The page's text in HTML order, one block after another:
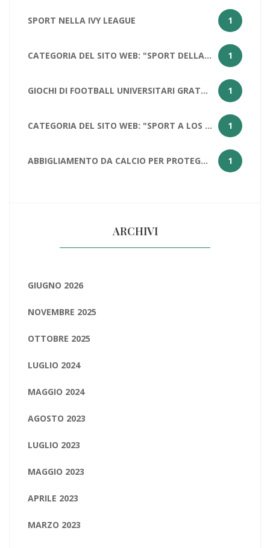
SPORT NELLA IVY LEAGUE 1
CATEGORIA DEL SITO WEB: "SPORT DELLA CALIFORNIA 1
GIOCHI DI FOOTBALL UNIVERSITARI GRATUITI PER STUDENTI 1
CATEGORIA DEL SITO WEB: "SPORT A LOS ANGELES: PERCHÉ LOS ANGELES HA DUE SQUADRE NFL? 1
ABBIGLIAMENTO DA CALCIO PER PROTEGGERE LE PALLE 1
ARCHIVI
GIUGNO 2026
NOVEMBRE 2025
OTTOBRE 2025
LUGLIO 2024
MAGGIO 2024
AGOSTO 2023
LUGLIO 2023
MAGGIO 2023
APRILE 2023
MARZO 2023